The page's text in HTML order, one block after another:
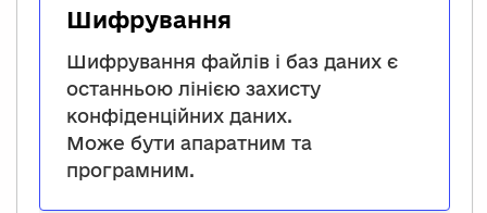
Шифрування
Шифрування файлів і баз даних є
останньою лінією захисту
конфіденційних даних.
Може бути апаратним та
програмним.